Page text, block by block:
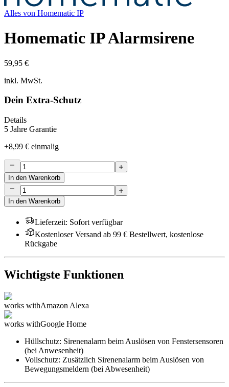
Alles von Homematic IP
Homematic IP Alarmsirene
59,95 €
inkl. MwSt.
Dein Extra-Schutz
Details
5 Jahre Garantie
+8,99 € einmalig
In den Warenkorb
In den Warenkorb
Lieferzeit: Sofort verfügbar
Kostenloser Versand ab 99 € Bestellwert, kostenlose
Rückgabe
Wichtigste Funktionen
works withAmazon Alexa
works withGoogle Home
Hüllschutz: Sirenenalarm beim Auslösen von Fenstersensoren
(bei Anwesenheit)
Vollschutz: Zusätzlich Sirenenalarm beim Auslösen von
Bewegungsmeldern (bei Abwesenheit)